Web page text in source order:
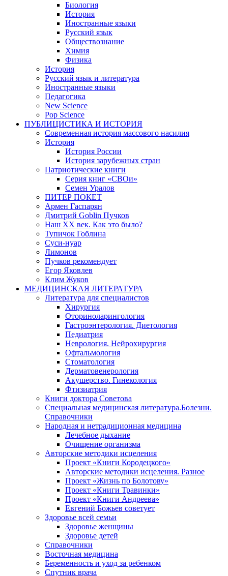
Биология
История
Иностранные языки
Русский язык
Обществознание
Химия
Физика
История
Русский язык и литература
Иностранные языки
Педагогика
New Science
Pop Science
ПУБЛИЦИСТИКА И ИСТОРИЯ
Современная история массового насилия
История
История России
История зарубежных стран
Патриотические книги
Серия книг «СВОи»
Семен Уралов
ПИТЕР ПОКЕТ
Армен Гаспарян
Дмитрий Goblin Пучков
Наш XX век. Как это было?
Тупичок Гоблина
Суси-нуар
Лимонов
Пучков рекомендует
Егор Яковлев
Клим Жуков
МЕДИЦИНСКАЯ ЛИТЕРАТУРА
Литература для специалистов
Хирургия
Оториноларингология
Гастроэнтерология. Диетология
Педиатрия
Неврология. Нейрохирургия
Офтальмология
Стоматология
Дерматовенерология
Акушерство. Гинекология
Фтизиатрия
Книги доктора Советова
Специальная медицинская литература.Болезни.
Справочники
Народная и нетрадиционная медицина
Лечебное дыхание
Очищение организма
Авторские методики исцеления
Проект «Книги Кородецкого»
Авторские методики исцеления. Разное
Проект «Жизнь по Болотову»
Проект «Книги Травинки»
Проект «Книги Андреева»
Евгений Божьев советует
Здоровье всей семьи
Здоровье женщины
Здоровье детей
Справочники
Восточная медицина
Беременность и уход за ребенком
Спутник врача